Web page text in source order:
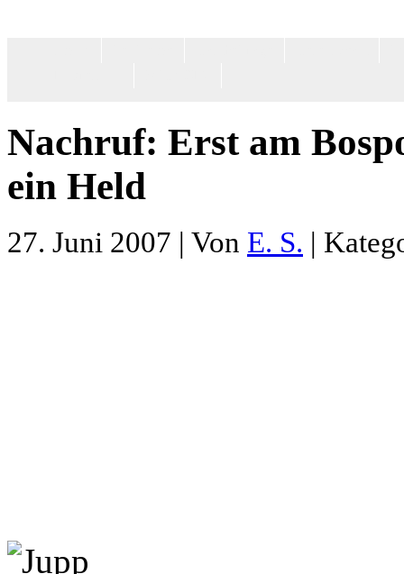
Nachruf: Erst am
ein Held
27. Juni 2007 | Von E. S. |